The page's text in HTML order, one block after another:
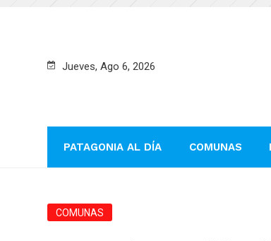
Jueves, Ago 6, 2026
PATAGONIA AL DÍA COMUNAS
COMUNAS